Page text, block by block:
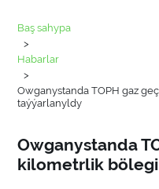
Baş sahypa
>
Habarlar
>
Owganystanda TOPH gaz
taýýarlanyldy
Owganystanda
kilometrlik